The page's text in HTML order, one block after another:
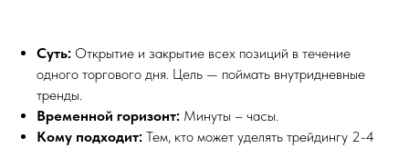
Суть: Открытие и закрытие всех позиций в течение
одного торгового дня. Цель — поймать внутридневные
тренды.
Временной горизонт: Минуты – часы.
Кому подходит: Тем, кто может уделять трейдингу 2-4